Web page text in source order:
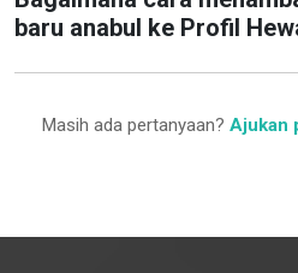
baru anabul ke Profil
Masih ada pertanyaan? Ajukan